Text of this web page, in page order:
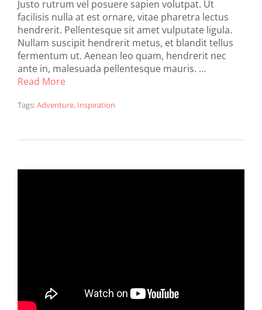
Justo rutrum vel posuere sapien volutpat. Ut
facilisis nulla at est ornare, vitae pharetra lectus
hendrerit. Pellentesque sit amet vulputate ligula.
Nullam suscipit hendrerit metus, et blandit tellus
fermentum ut. Aenean leo quam, hendrerit nec
ante in, malesuada pellentesque mauris. …
Read More
Tags:Adventure, Inspiration